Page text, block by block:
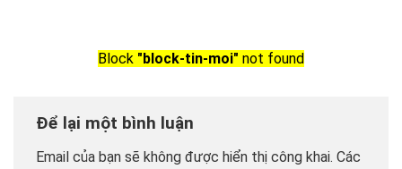
Block "block-tin-moi" not found
Để lại một bình luận
Email của bạn sẽ không được hiển thị công khai. Các